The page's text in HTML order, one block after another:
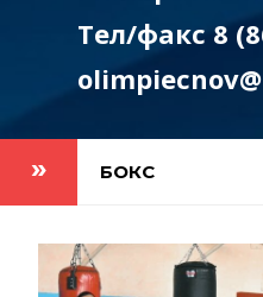
Тел/факс 8
БОКС